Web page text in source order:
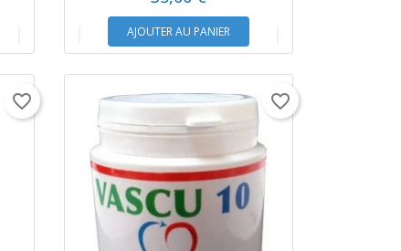
AJOUTER AU PANIER
favorite_border favorite_border